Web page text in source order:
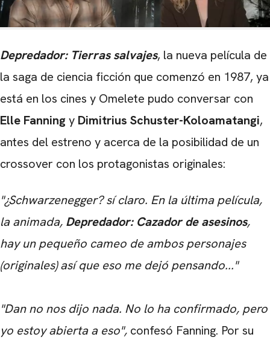
Depredador: Tierras salvajes, la nueva película de
la saga de ciencia ficción que comenzó en 1987, ya
está en los cines y Omelete pudo conversar con
Elle Fanningy Dimitrius Schuster-Koloamatangi,
antes del estreno y acerca de la posibilidad de un
crossover con los protagonistas originales:
"¿Schwarzenegger? sí claro. En la última película,
la animada, Depredador: Cazador de asesinos,
hay un pequeño cameo de ambos personajes
(originales) así que eso me dejó pensando..."
"Dan no nos dijo nada. No lo ha confirmado, pero
yo estoy abierta a eso", confesó Fanning. Por su